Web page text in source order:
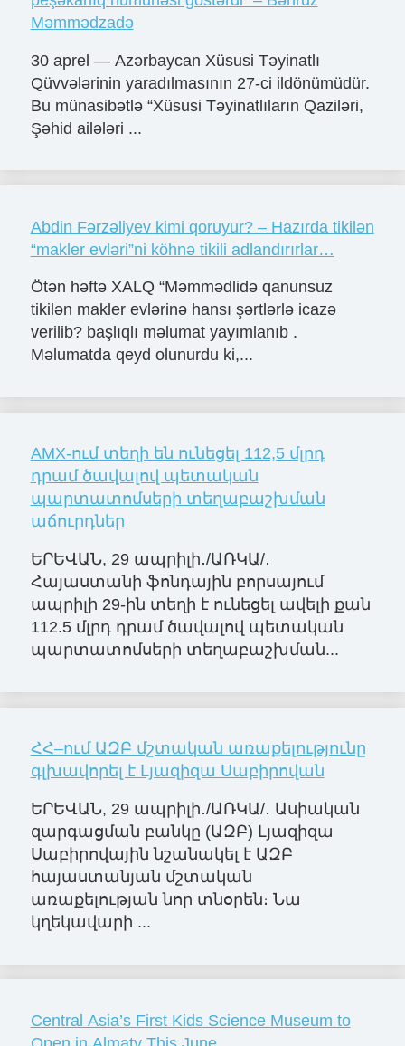
Məmmədzadə
30 aprel — Azərbaycan Xüsusi Təyinatlı
Qüvvələrinin yaradılmasının 27-ci ildönümüdür.
Bu münasibətlə “Xüsusi Təyinatlıların Qaziləri,
Şəhid ailələri ...
Abdin Fərzəliyev kimi qoruyur? – Hazırda tikilən
“makler evləri”ni köhnə tikili adlandırırlar…
Ötən həftə XALQ “Məmmədlidə qanunsuz
tikilən makler evlərinə hansı şərtlərlə icazə
verilib? başlıqlı məlumat yayımlanıb .
Məlumatda qeyd olunurdu ki,...
AMX-ում տեղի են ունեցել 112,5 մլրդ
դրամ ծավալով պետական
պարտատոմսերի տեղաբաշխման
աճուրդներ
ԵՐԵՎԱՆ, 29 ապրիլի․/ԱՌԿԱ/․
Հայաստանի ֆոնդային բորսայում
ապրիլի 29-ին տեղի է ունեցել ավելի քան
112.5 մլրդ դրամ ծավալով պետական
պարտատոմսերի տեղաբաշխման...
ՀՀ–ում ԱԶԲ մշտական առաքելությունը
գլխավորել է Լյազիզա Սաբիրովան
ԵՐԵՎԱՆ, 29 ապրիլի․/ԱՌԿԱ/․ Ասիական
զարգացման բանկը (ԱԶԲ) Լյազիզա
Սաբիրովային նշանակել է ԱԶԲ
հայաստանյան մշտական
առաքելության նոր տնօրեն։ Նա
կղեկավարի ...
Central Asia’s First Kids Science Museum to